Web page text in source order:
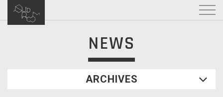
NEWS
ARCHIVES